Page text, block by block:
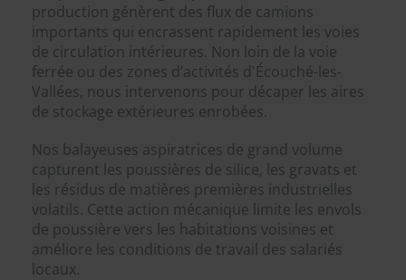
production génèrent des flux de camions
importants qui encrassent rapidement les voies
de circulation intérieures. Non loin de la voie
ferrée ou des zones d’activités d'Écouché-les-
Vallées, nous intervenons pour décaper les aires
de stockage extérieures enrobées.
Nos balayeuses aspiratrices de grand volume
capturent les poussières de silice, les gravats et
les résidus de matières premières industrielles
volatils. Cette action mécanique limite les envols
de poussière vers les habitations voisines et
améliore les conditions de travail des salariés
locaux.